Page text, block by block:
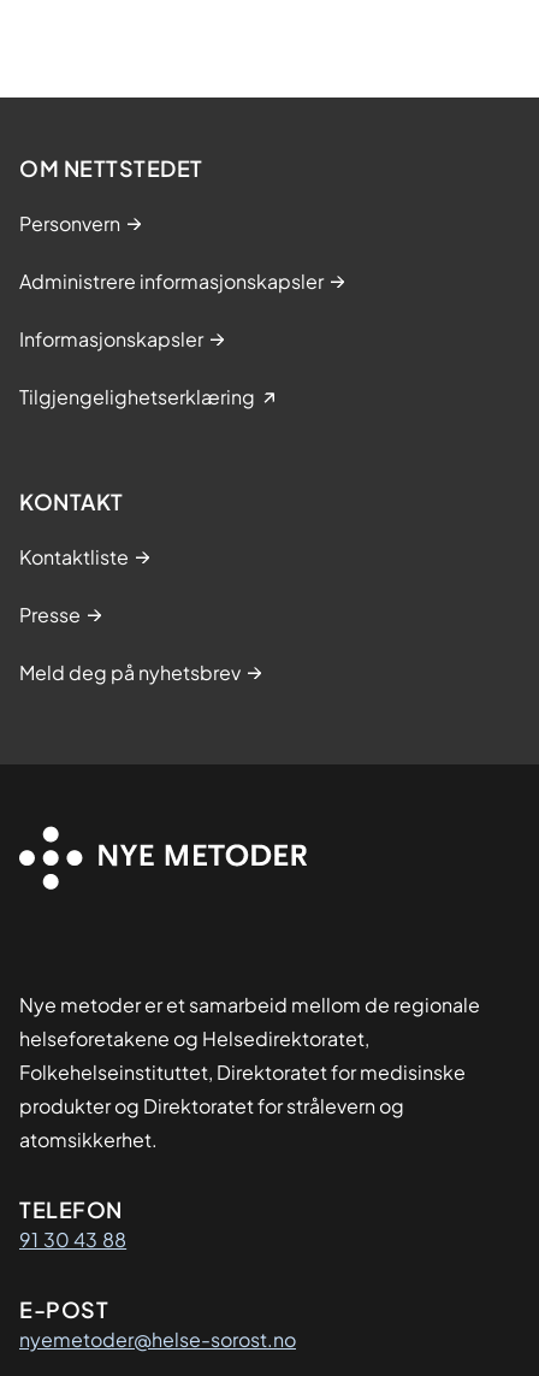
OM NETTSTEDET
Personvern
Administrere informasjonskapsler
Informasjonskapsler
Tilgjengelighetserklæring
KONTAKT
Kontaktliste
Presse
Meld deg på nyhetsbrev
Nye metoder er et samarbeid mellom de regionale
helseforetakene og Helsedirektoratet,
Folkehelseinstituttet, Direktoratet for medisinske
produkter og Direktoratet for strålevern og
atomsikkerhet.
Kontaktinformasjon
TELEFON
91 30 43 88
E-POST
nyemetoder@helse-sorost.no